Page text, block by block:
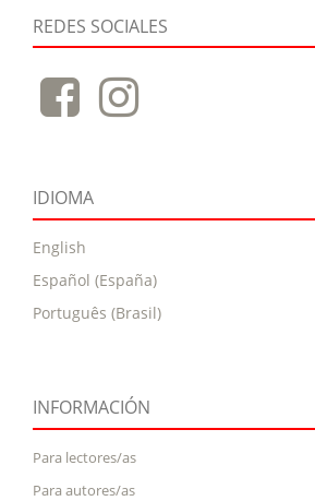
REDES SOCIALES
IDIOMA
English
Español (España)
Português (Brasil)
INFORMACIÓN
Para lectores/as
Para autores/as